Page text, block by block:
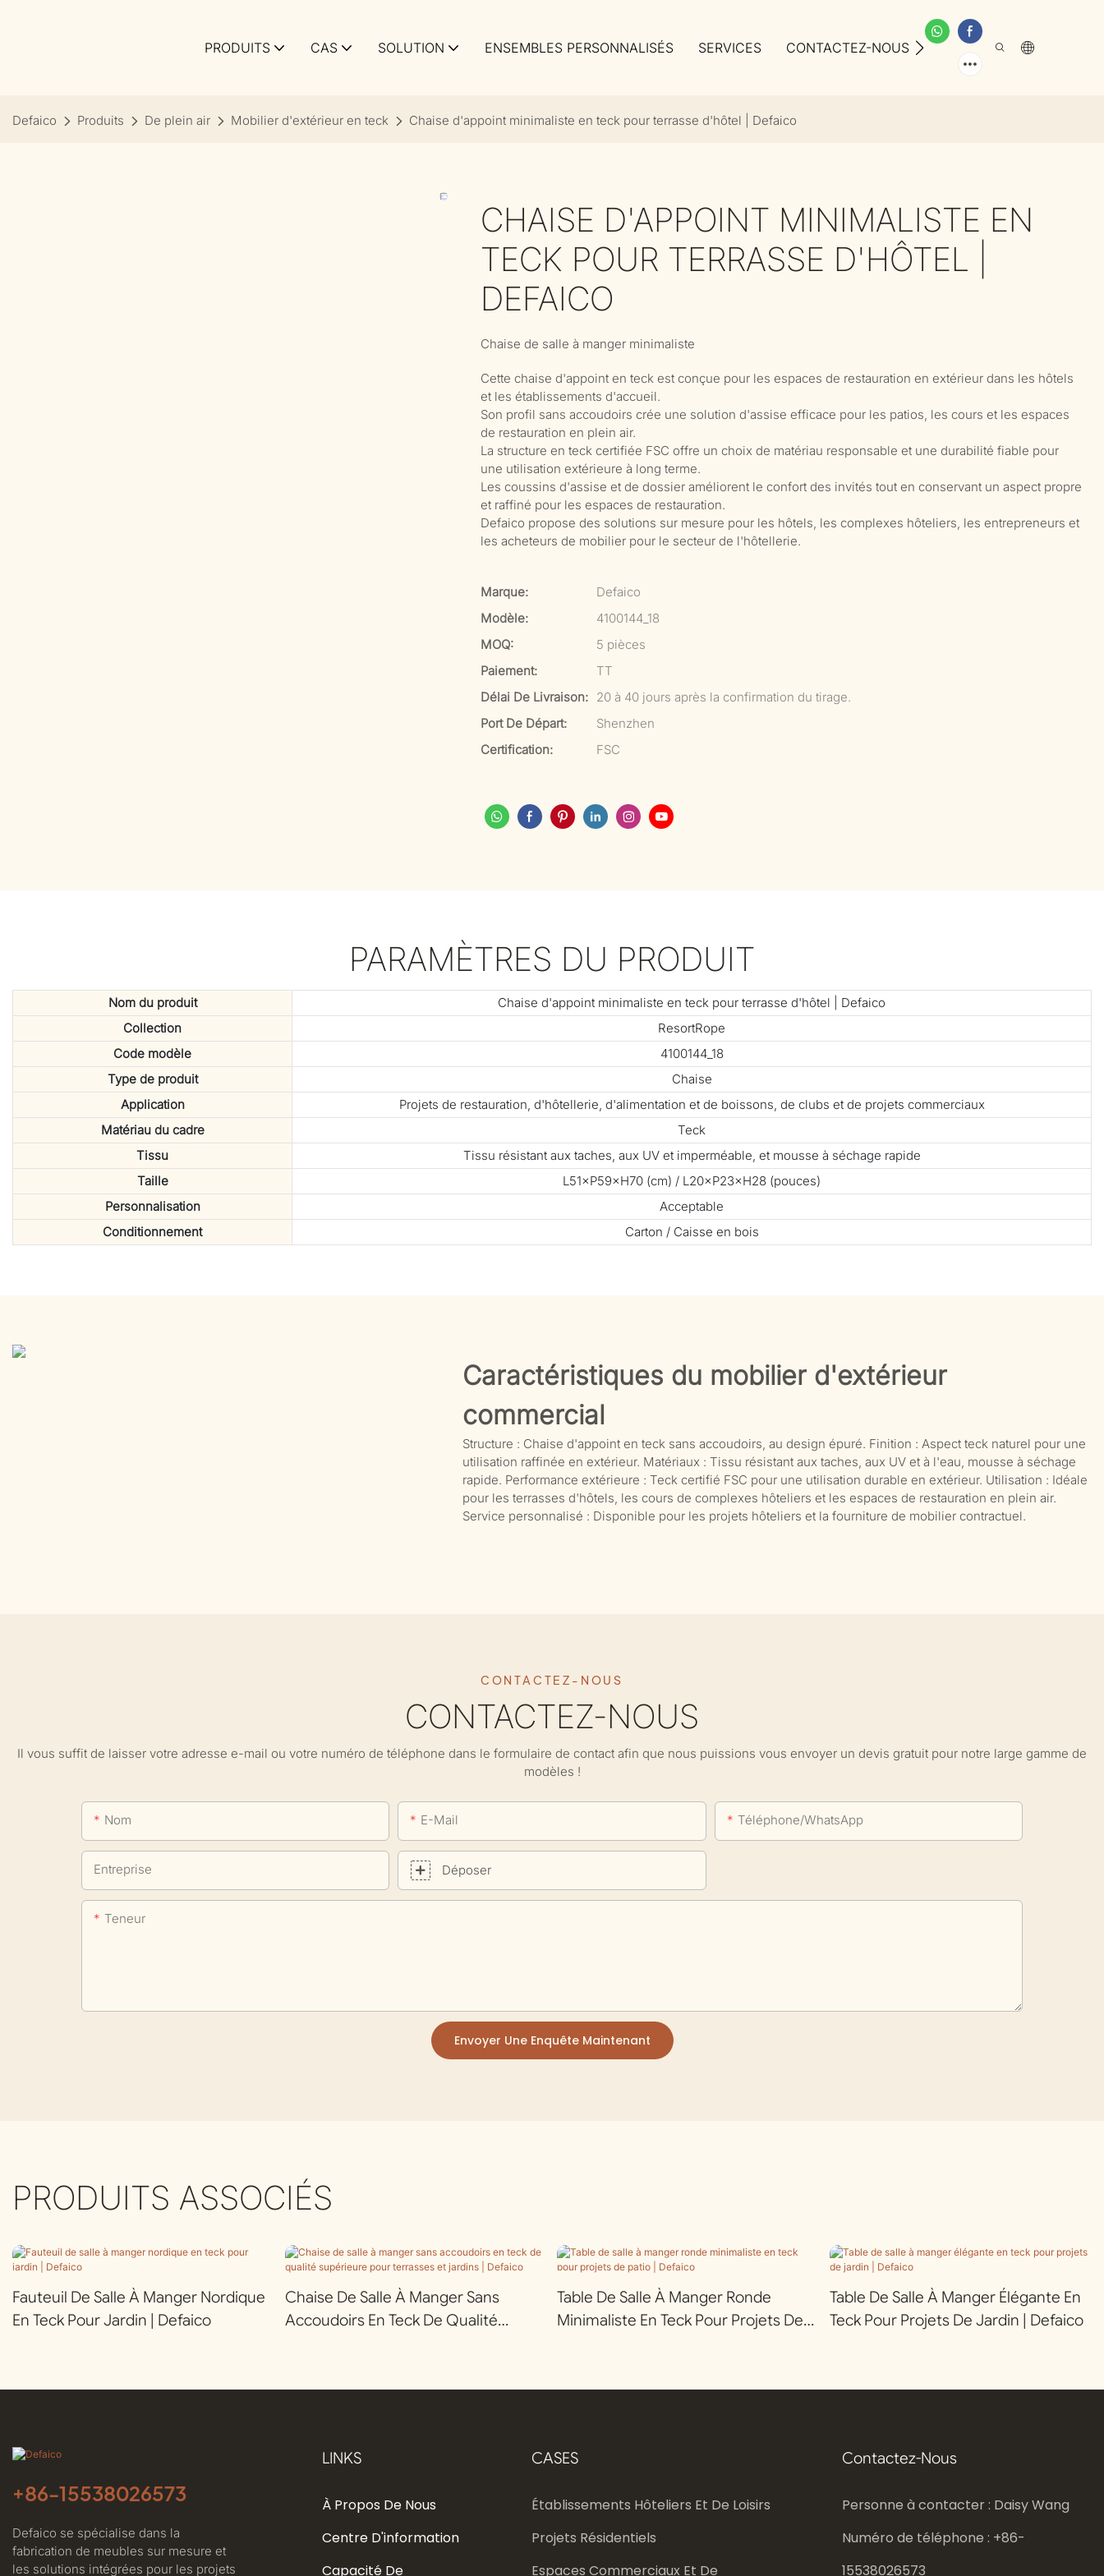
PRODUITS CAS SOLUTION ENSEMBLES PERSONNALISÉS SERVICES CONTACTEZ-NOUS À PROPOS DE NOUS
Defaico Produits De plein air Mobilier d'extérieur en teck Chaise d'appoint minimaliste en teck pour terrasse d'hôtel | Defaico
CHAISE D'APPOINT MINIMALISTE EN
TECK POUR TERRASSE D'HÔTEL |
DEFAICO
Chaise de salle à manger minimaliste
Cette chaise d'appoint en teck est conçue pour les espaces de restauration en extérieur dans les hôtels
et les établissements d'accueil.
Son profil sans accoudoirs crée une solution d'assise efficace pour les patios, les cours et les espaces
de restauration en plein air.
La structure en teck certifiée FSC offre un choix de matériau responsable et une durabilité fiable pour
une utilisation extérieure à long terme.
Les coussins d'assise et de dossier améliorent le confort des invités tout en conservant un aspect propre
et raffiné pour les espaces de restauration.
Defaico propose des solutions sur mesure pour les hôtels, les complexes hôteliers, les entrepreneurs et
les acheteurs de mobilier pour le secteur de l'hôtellerie.
Marque:
Defaico
Modèle:
4100144_18
MOQ:
5 pièces
Paiement:
TT
Délai De Livraison: 20 à 40 jours après la confirmation du tirage.
Port De Départ:
Shenzhen
Certification:
FSC
PARAMÈTRES DU PRODUIT
Nom du produit
Chaise d'appoint minimaliste en teck pour terrasse d'hôtel | Defaico
Collection
ResortRope
Code modèle
4100144_18
Type de produit
Chaise
Application
Projets de restauration, d'hôtellerie, d'alimentation et de boissons, de clubs et de projets commerciaux
Matériau du cadre
Teck
Tissu
Tissu résistant aux taches, aux UV et imperméable, et mousse à séchage rapide
Taille
L51×P59×H70 (cm) / L20×P23×H28 (pouces)
Personnalisation
Acceptable
Conditionnement
Carton / Caisse en bois
Caractéristiques du mobilier d'extérieur
commercial
Structure : Chaise d'appoint en teck sans accoudoirs, au design épuré. Finition : Aspect teck naturel pour une
utilisation raffinée en extérieur. Matériaux : Tissu résistant aux taches, aux UV et à l'eau, mousse à séchage
rapide. Performance extérieure : Teck certifié FSC pour une utilisation durable en extérieur. Utilisation : Idéale
pour les terrasses d'hôtels, les cours de complexes hôteliers et les espaces de restauration en plein air.
Service personnalisé : Disponible pour les projets hôteliers et la fourniture de mobilier contractuel.
CONTACTEZ-NOUS
CONTACTEZ-NOUS
Il vous suffit de laisser votre adresse e-mail ou votre numéro de téléphone dans le formulaire de contact afin que nous puissions vous envoyer un devis gratuit pour notre large gamme de
modèles !
Nom E-Mail Téléphone/WhatsApp
Entreprise Déposer
Teneur
Envoyer Une Enquête Maintenant
PRODUITS ASSOCIÉS
Fauteuil De Salle À Manger Nordique
En Teck Pour Jardin | Defaico
Chaise De Salle À Manger Sans
Accoudoirs En Teck De Qualité
Table De Salle À Manger Ronde
Minimaliste En Teck Pour Projets De
Table De Salle À Manger Élégante En
Teck Pour Projets De Jardin | Defaico
+86-15538026573
Defaico se spécialise dans la
fabrication de meubles sur mesure et
les solutions intégrées pour les projets
LINKS
À Propos De Nous
Centre D'information
Capacité De
CASES
Établissements Hôteliers Et De Loisirs
Projets Résidentiels
Espaces Commerciaux Et De
Contactez-Nous
Personne à contacter : Daisy Wang
Numéro de téléphone : +86-
15538026573